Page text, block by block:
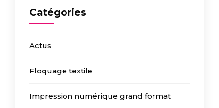
Catégories
Actus
Floquage textile
Impression numérique grand format